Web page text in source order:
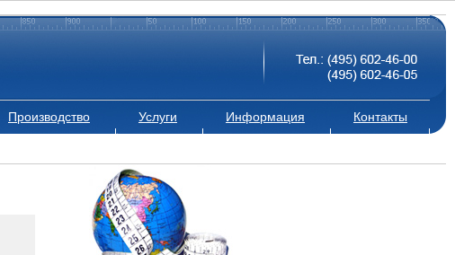
Производство Услуги Информация Контакты